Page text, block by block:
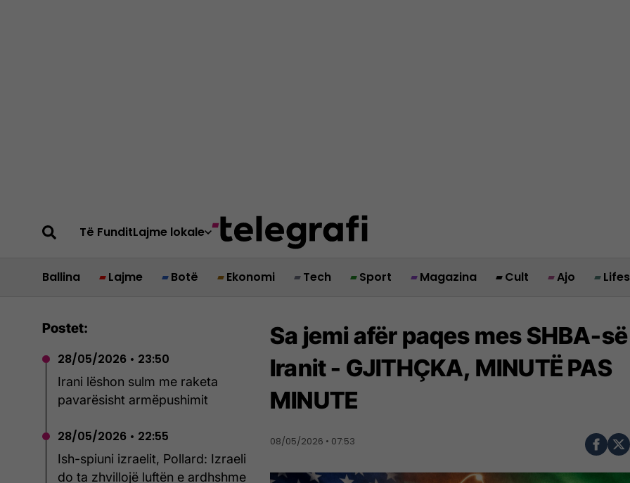
Të FunditLajme lokale
Ballina Lajme Botë Ekonomi Tech Sport Magazina Cult Ajo
Sa jemi afër paqes mes SHBA-
Iranit - GJITHÇKA, MINUTË PAS
MINUTE
08/05/2026 • 07:53
Postet:
28/05/2026 • 23:50
Irani lëshon sulm me raketa
pavarësisht armëpushimit
28/05/2026 • 22:55
Ish-spiuni izraelit, Pollard: Izraeli
do ta zhvillojë luftën e ardhshme